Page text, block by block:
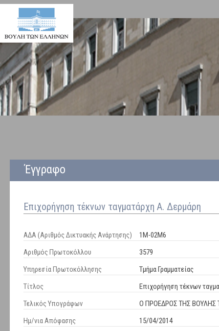
Έγγραφο
Επιχορήγηση τέκνων ταγματάρχη Α. Δερμάρη
ΑΔΑ (Αριθμός Δικτυακής Ανάρτησης)
1Μ-02Μ6
Αριθμός Πρωτοκόλλου
3579
Υπηρεσία Πρωτοκόλλησης
Τμήμα Γραμματείας
Τίτλος
Επιχορήγηση τέκνων
Τελικός Υπογράφων
Ο ΠΡΟΕΔΡΟΣ ΤΗΣ ΒΟΥΛΗΣ
Ημ/νια Απόφασης
15/04/2014